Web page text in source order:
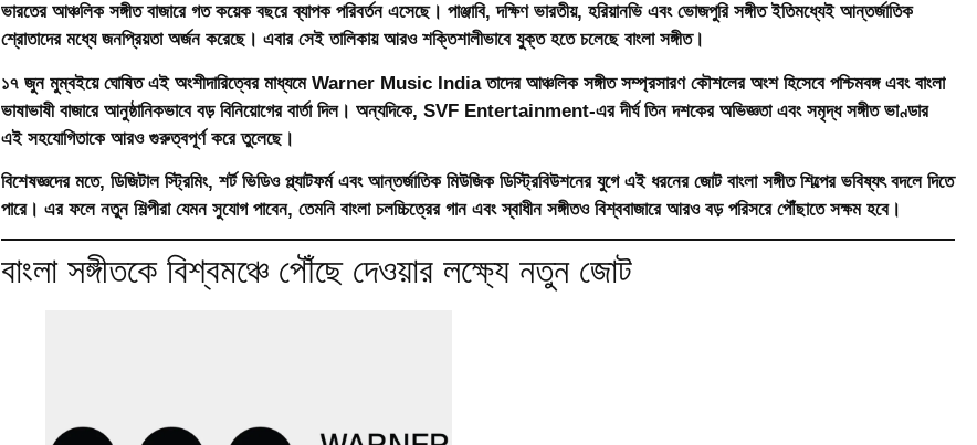
ভারতের আঞ্চলিক সঙ্গীত বাজারে গত কয়েক বছরে ব্যাপক পরিবর্তন এসেছে। পাঞ্জাবি, দক্ষিণ ভারতীয়, হরিয়ানভি এবং ভোজপুরি সঙ্গীত ইতিমধ্যেই আন্তর্জাতিক
শ্রোতাদের মধ্যে জনপ্রিয়তা অর্জন করেছে। এবার সেই তালিকায় আরও শক্তিশালীভাবে যুক্ত হতে চলেছে বাংলা সঙ্গীত।
১৭ জুন মুম্বইয়ে ঘোষিত এই অংশীদারিত্বের মাধ্যমে Warner Music India তাদের আঞ্চলিক সঙ্গীত সম্প্রসারণ কৌশলের অংশ হিসেবে পশ্চিমবঙ্গ এবং বাংলা
ভাষাভাষী বাজারে আনুষ্ঠানিকভাবে বড় বিনিয়োগের বার্তা দিল। অন্যদিকে, SVF Entertainment-এর দীর্ঘ তিন দশকের অভিজ্ঞতা এবং সমৃদ্ধ সঙ্গীত ভাণ্ডার
এই সহযোগিতাকে আরও গুরুত্বপূর্ণ করে তুলেছে।
বিশেষজ্ঞদের মতে, ডিজিটাল স্ট্রিমিং, শর্ট ভিডিও প্ল্যাটফর্ম এবং আন্তর্জাতিক মিউজিক ডিস্ট্রিবিউশনের যুগে এই ধরনের জোট বাংলা সঙ্গীত শিল্পের ভবিষ্যৎ বদলে দিতে
পারে। এর ফলে নতুন শিল্পীরা যেমন সুযোগ পাবেন, তেমনি বাংলা চলচ্চিত্রের গান এবং স্বাধীন সঙ্গীতও বিশ্ববাজারে আরও বড় পরিসরে পৌঁছাতে সক্ষম হবে।
বাংলা সঙ্গীতকে বিশ্বমঞ্চে পৌঁছে দেওয়ার লক্ষ্যে নতুন জোট